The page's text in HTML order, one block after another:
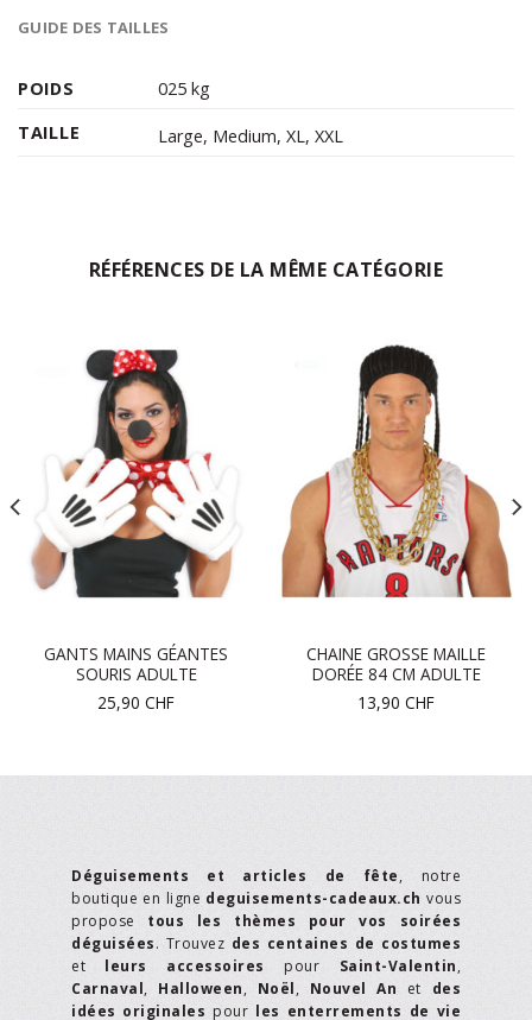
GUIDE DES TAILLES
POIDS
025 kg
TAILLE
Large, Medium,XL,XXL
RÉFÉRENCES DE LA MÊME CATÉGORIE
GANTS MAINS GÉANTES
SOURIS ADULTE
25,90 CHF
CHAINE GROSSE MAILLE
DORÉE 84 CM ADULTE
13,90 CHF
Déguisements et articles de fête, notre
boutique en ligne deguisements-cadeaux.ch vous
propose tous les thèmes pour vos soirées
déguisées. Trouvez des centaines de costumes
et leurs accessoires pour Saint-Valentin,
Carnaval, Halloween, Noël, Nouvel An et des
idées originales pour les enterrements de vie